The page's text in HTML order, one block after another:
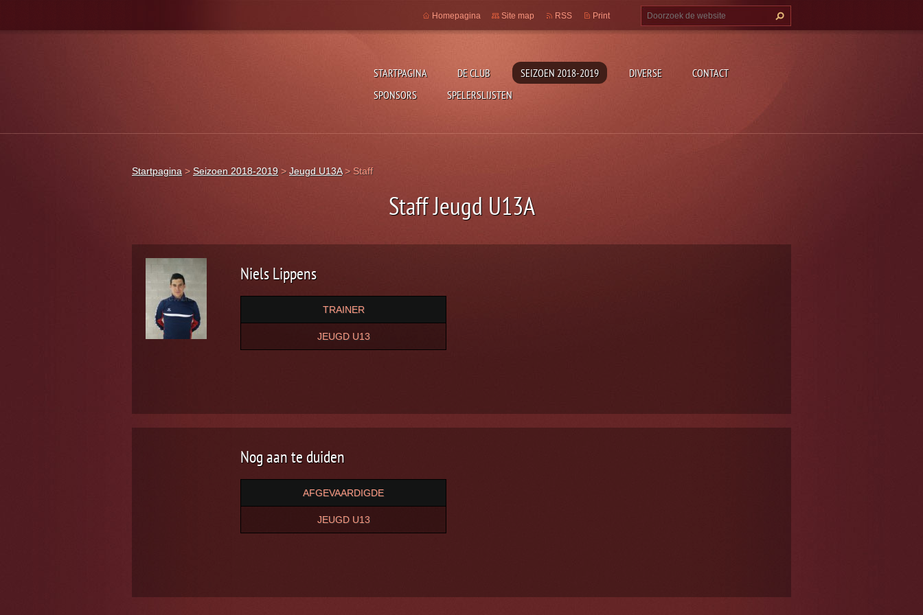
STARTPAGINA DE CLUB SEIZOEN 2018-2019 DIVERSE
CONTACT
SPONSORS
SPELERSLIJSTEN
Homepagina Site map RSS Print
Startpagina > Seizoen 2018-2019 >Jeugd U13A > Staff
Staff Jeugd U13A
Niels Lippens
TRAINER
JEUGD U13
Nog aan te duiden
AFGEVAARDIGDE
JEUGD U13